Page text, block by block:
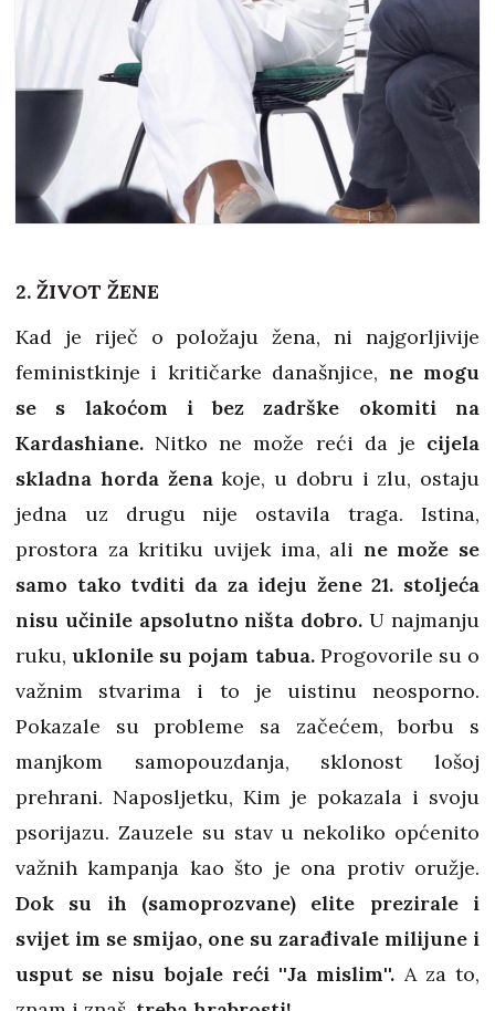
2. ŽIVOT ŽENE
Kad je riječ o položaju žena, ni najgorljivije
feministkinje i kritičarke današnjice, ne mogu
se s lakoćom i bez zadrške okomiti na
Kardashiane. Nitko ne može reći da je cijela
skladna horda ženakoje, u dobru i zlu, ostaju
jedna uz drugu nije ostavila traga. Istina,
prostora za kritiku uvijek ima, ali ne može se
samo tako tvditi da za ideju žene 21. stoljeća
nisu učinile apsolutno ništa dobro. U najmanju
ruku,uklonile su pojam tabua. Progovorile su o
važnim stvarima i to je uistinu neosporno.
Pokazale su probleme sa začećem, borbu s
manjkom samopouzdanja, sklonost lošoj
prehrani. Naposljetku, Kim je pokazala i svoju
psorijazu. Zauzele su stav u nekoliko općenito
važnih kampanja kao što je ona protiv oružje.
Dok su ih (samoprozvane) elite prezirale i
svijet im se smijao, one su zarađivale milijune i
usput se nisu bojale reći ''Ja mislim''. A za to,